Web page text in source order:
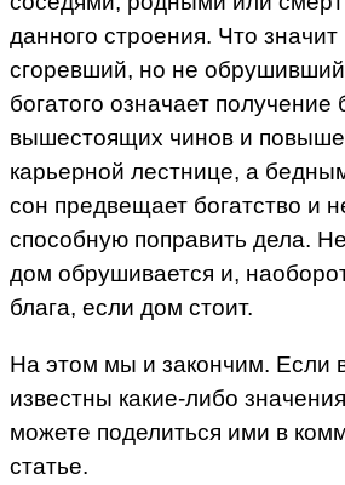
данного строения. Что значит
сгоревший, но не
богатого означает получение
вышестоящих чинов и
карьерной лестнице, а
сон предвещает богатство и
способную поправить дела.
дом обрушивается и,
блага, если дом стоит.
На этом мы и закончим. Если
известны какие-либо
можете поделиться ими в
статье.